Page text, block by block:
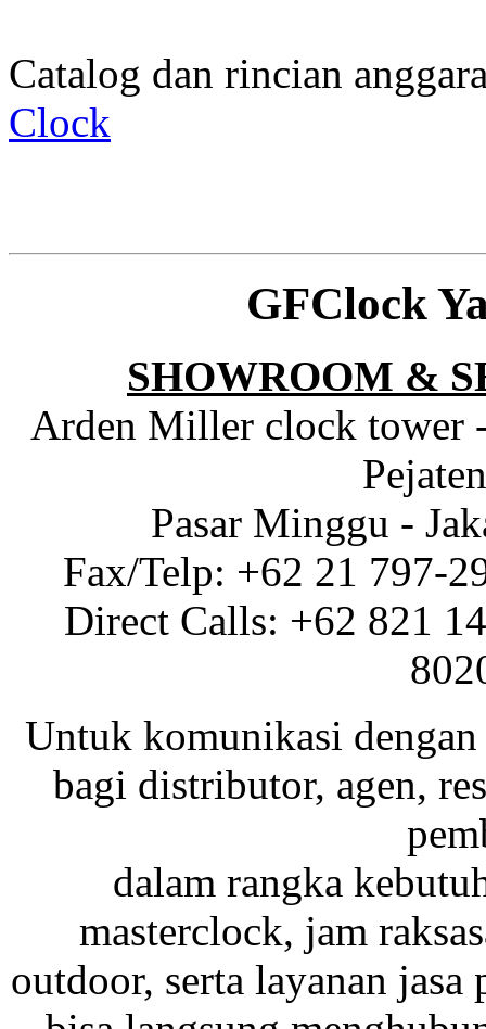
Catalog dan rincian
Clock
GFClock
SHOWROOM &
Arden Miller clock tower
Pasar Minggu -
Fax/Telp: +62 21 797-
Direct Calls: +62 821
Untuk komunikasi dengan
bagi distributor, agen,
dalam rangka
masterclock, jam
outdoor, serta layanan